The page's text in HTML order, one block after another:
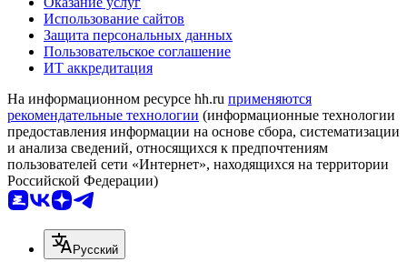
Использование сайтов
Защита персональных данных
Пользовательское соглашение
ИТ аккредитация
На информационном ресурсе hh.ru применяются
рекомендательные технологии (информационные технологии
предоставления информации на основе сбора, систематизации
и анализа сведений, относящихся к предпочтениям
пользователей сети «Интернет», находящихся на территории
Российской Федерации)
Русский